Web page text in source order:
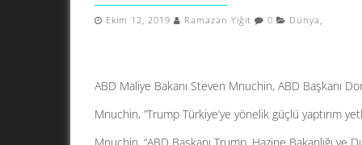
Ekim 12, 2019 Ramazan Yiğit 0 Dünya ,
ABD Maliye Bakanı Steven Mnuchin, ABD Başkanı
Mnuchin, ”Trump Türkiye’ye yönelik güçlü yaptırım